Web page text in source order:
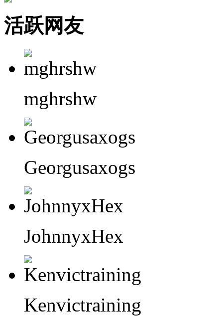
活跃网友
mghrshw
Georgusaxogs
JohnnyxHex
Kenvictraining